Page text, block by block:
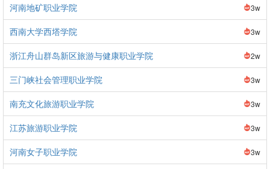
河南地矿职业学院 3w
西南大学西塔学院 3w
浙江舟山群岛新区旅游与健康职业学院 2w
三门峡社会管理职业学院 3w
南充文化旅游职业学院 3w
江苏旅游职业学院 3w
河南女子职业学院 3w